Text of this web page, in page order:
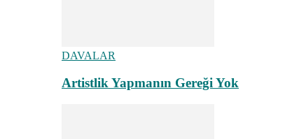
DAVALAR
Artistlik Yapmanın Gereği Yok